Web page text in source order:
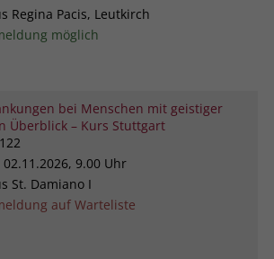
Regina Pacis, Leutkirch
möglich
bei Menschen mit geistiger
Überblick – Kurs Stuttgart
02.11.2026, 9.00 Uhr
St. Damiano I
auf Warteliste